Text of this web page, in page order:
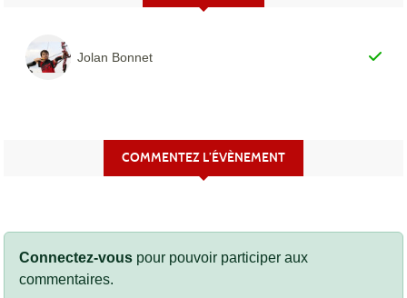
Jolan Bonnet
COMMENTEZ L’ÉVÈNEMENT
Connectez-vous pour pouvoir participer aux
commentaires.